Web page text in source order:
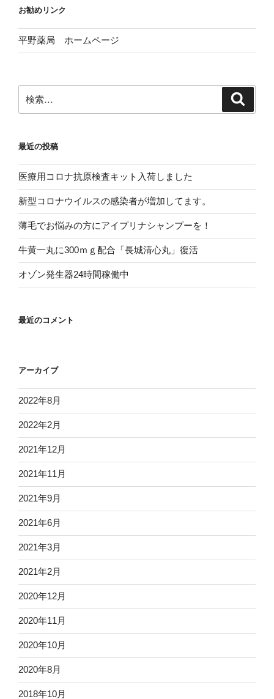
お勧めリンク
平野薬局 ホームページ
索:
最近の投稿
医療用コロナ抗原検査キット入荷しました
新型コロナウイルスの感染者が増加してます。
薄毛でお悩みの方にアイプリナシャンプーを！
牛黄一丸に300ｍｇ配合「長城清心丸」復活
オゾン発生器24時間稼働中
最近のコメント
アーカイブ
2022年8月
2022年2月
2021年12月
2021年11月
2021年9月
2021年6月
2021年3月
2021年2月
2020年12月
2020年11月
2020年10月
2020年8月
2018年10月